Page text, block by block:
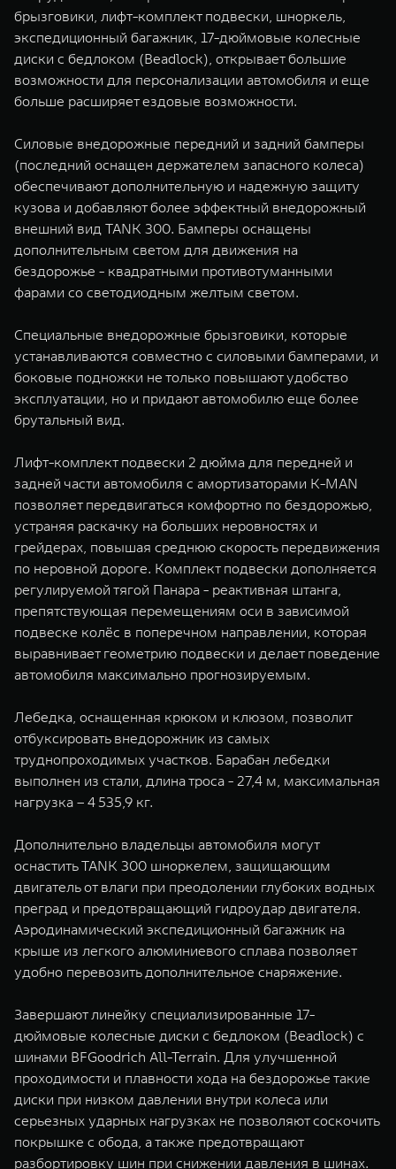
WEY 07
Расширяя границы комфорта
от 6 149 000 ₽
WEY 05
Эстетика
от 5 699
WEY 80
Масштаб возможностей
от 6 449 000 ₽
Масштаб
брызговики, лифт-комплект подвески, шноркель,
экспедиционный багажник, 17-дюймовые колесные
диски с бедлоком (Beadlock), открывает большие
возможности для персонализации автомобиля и еще
больше расширяет ездовые возможности.
Силовые внедорожные передний и задний бамперы
(последний оснащен держателем запасного колеса)
обеспечивают дополнительную и надежную защиту
кузова и добавляют более эффектный внедорожный
внешний вид TANK 300. Бамперы оснащены
дополнительным светом для движения на
бездорожье - квадратными противотуманными
фарами со светодиодным желтым светом.
Специальные внедорожные брызговики, которые
устанавливаются совместно с силовыми бамперами, и
боковые подножки не только повышают удобство
эксплуатации, но и придают автомобилю еще более
брутальный вид.
Лифт-комплект подвески 2 дюйма для передней и
задней части автомобиля с амортизаторами K-MAN
позволяет передвигаться комфортно по бездорожью,
устраняя раскачку на больших неровностях и
грейдерах, повышая среднюю скорость передвижения
по неровной дороге. Комплект подвески дополняется
регулируемой тягой Панара - реактивная штанга,
препятствующая перемещениям оси в зависимой
подвеске колёс в поперечном направлении, которая
выравнивает геометрию подвески и делает поведение
автомобиля максимально прогнозируемым.
Лебедка, оснащенная крюком и клюзом, позволит
отбуксировать внедорожник из самых
труднопроходимых участков. Барабан лебедки
выполнен из стали, длина троса - 27,4 м, максимальная
нагрузка – 4 535,9 кг.
Дополнительно владельцы автомобиля могут
оснастить TANK 300 шноркелем, защищающим
двигатель от влаги при преодолении глубоких водных
преград и предотвращающий гидроудар двигателя.
Аэродинамический экспедиционный багажник на
крыше из легкого алюминиевого сплава позволяет
удобно перевозить дополнительное снаряжение.
Завершают линейку специализированные 17-
дюймовые колесные диски с бедлоком (Beadlock) с
шинами BFGoodrich All-Terrain. Для улучшенной
проходимости и плавности хода на бездорожье такие
диски при низком давлении внутри колеса или
серьезных ударных нагрузках не позволяют соскочить
покрышке с обода, а также предотвращают
разбортировку шин при снижении давления в шинах.